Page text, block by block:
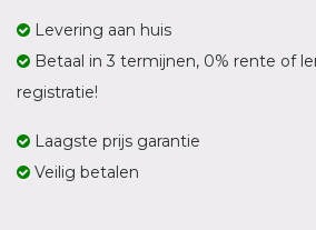
Levering aan huis
Betaal in 3 termijnen, 0% rente of
registratie!
Laagste prijs garantie
Veilig betalen